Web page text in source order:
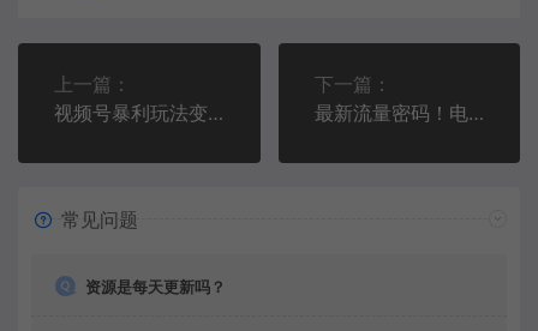
上一篇：
视频号暴利玩法变现14W，低门槛新手可操作！
下一篇：
最新流量密码！电影感画质视频玩法，操作方法无私分享给你
常见问题
资源是每天更新吗？